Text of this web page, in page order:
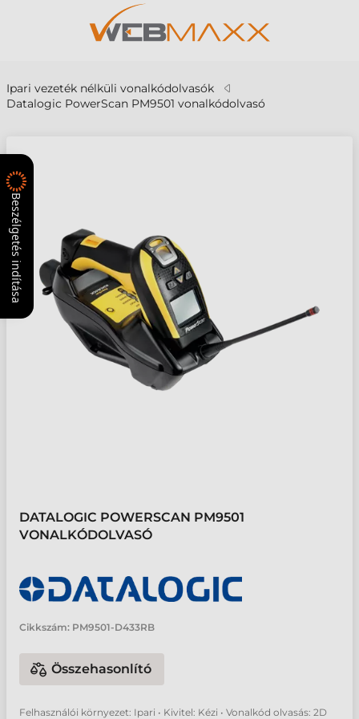
Ipari vezeték nélküli vonalkódolvasók
Datalogic PowerScan PM9501 vonalkódolvasó
DATALOGIC POWERSCAN PM9501
VONALKÓDOLVASÓ
Cikkszám: PM9501-D433RB
Összehasonlító
Felhasználói környezet: Ipari • Kivitel: Kézi • Vonalkód olvasás: 2D
Beszélgetés indítása